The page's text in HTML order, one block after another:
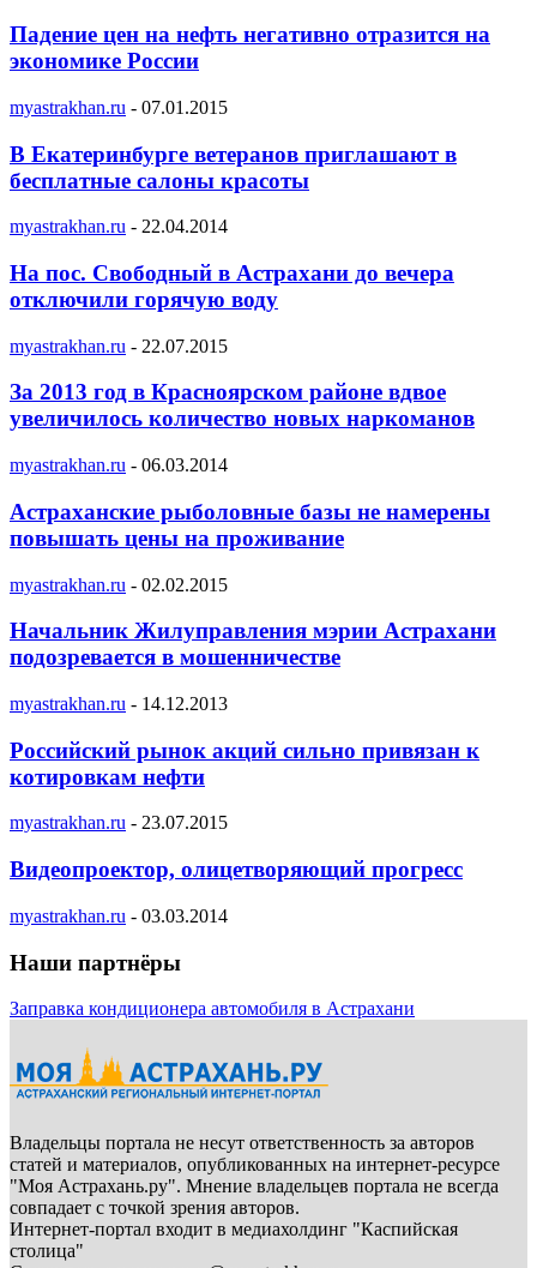
Падение цен на нефть негативно отразится на
экономике России
myastrakhan.ru - 07.01.2015
В Екатеринбурге ветеранов приглашают в
бесплатные салоны красоты
myastrakhan.ru - 22.04.2014
На пос. Свободный в Астрахани до вечера
отключили горячую воду
myastrakhan.ru - 22.07.2015
За 2013 год в Красноярском районе вдвое
увеличилось количество новых наркоманов
myastrakhan.ru - 06.03.2014
Астраханские рыболовные базы не намерены
повышать цены на проживание
myastrakhan.ru - 02.02.2015
Начальник Жилуправления мэрии Астрахани
подозревается в мошенничестве
myastrakhan.ru - 14.12.2013
Российский рынок акций сильно привязан к
котировкам нефти
myastrakhan.ru - 23.07.2015
Видеопроектор, олицетворяющий прогресс
myastrakhan.ru - 03.03.2014
Наши партнёры
Заправка кондиционера автомобиля в Астрахани
Владельцы портала не несут ответственность за авторов
статей и материалов, опубликованных на интернет-ресурсе
"Моя Астрахань.ру". Мнение владельцев портала не всегда
совпадает с точкой зрения авторов.
Интернет-портал входит в медиахолдинг "Каспийская
столица"